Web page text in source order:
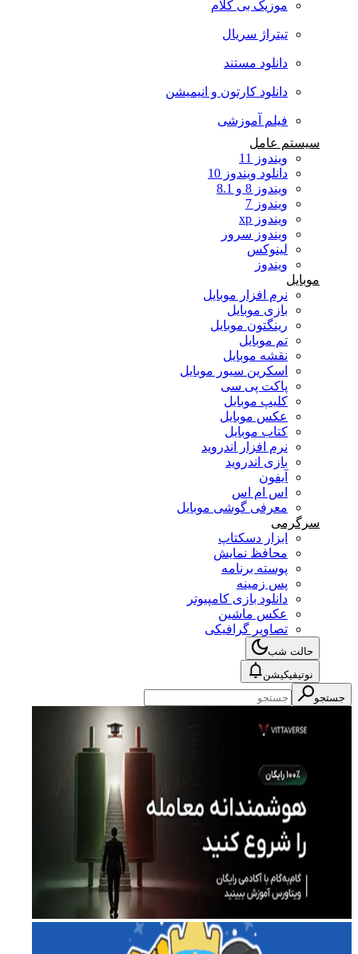
موزیک بی کلام
تیتراژ سریال
دانلود مستند
دانلود کارتون و انیمیشن
فیلم آموزشی
سیستم عامل
ویندوز 11
دانلود ویندوز 10
ویندوز 8 و 8.1
ویندوز 7
ویندوز xp
ویندوز سرور
لینوکس
ویندوز
موبایل
نرم افزار موبایل
بازی موبایل
رینگتون موبایل
تم موبایل
نقشه موبایل
اسکرین سیور موبایل
پاکت پی سی
کلیپ موبایل
عکس موبایل
کتاب موبایل
نرم افزار اندروید
بازی اندروید
آیفون
اس ام اس
معرفی گوشی موبایل
سرگرمی
ابزار دسکتاپ
محافظ نمایش
پوسته برنامه
پس زمینه
دانلود بازی کامپیوتر
عکس ماشین
تصاویر گرافیکی
حالت شب
نوتیفیکیشن
جستجو